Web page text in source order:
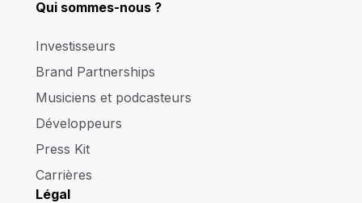
Qui sommes-nous ?
Investisseurs
Brand Partnerships
Musiciens et podcasteurs
Développeurs
Press Kit
Carrières
Légal